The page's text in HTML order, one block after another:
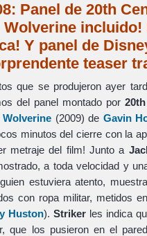
Panel de 20th
incluido!
Y panel de
teaser
que se produjeron ayer
del panel montado por
(2009) de Gavin
minutos del cierre con la
metraje del film! Junto a
a toda velocidad y
estuviera atento,
con ropa militar, metidos
Huston). Strikerles indica
que los pusieron en el